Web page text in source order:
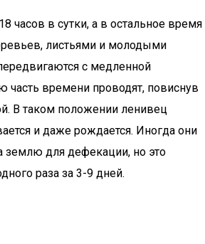
часов в сутки, а в остальное время
листьями и молодыми
с медленной
часть времени проводят, повиснув
В таком положении ленивец
и даже рождается. Иногда они
землю для дефекации, но это
раза за 3-9 дней.